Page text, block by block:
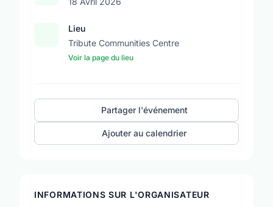
Lieu
Tribute Communities Centre
Voir la page du lieu
Partager l'événement
Ajouter au calendrier
INFORMATIONS SUR L'ORGANISATEUR